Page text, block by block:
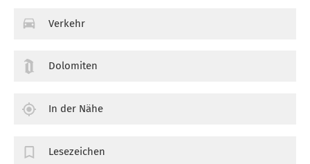
Verkehr
Dolomiten
In der Nähe
Lesezeichen